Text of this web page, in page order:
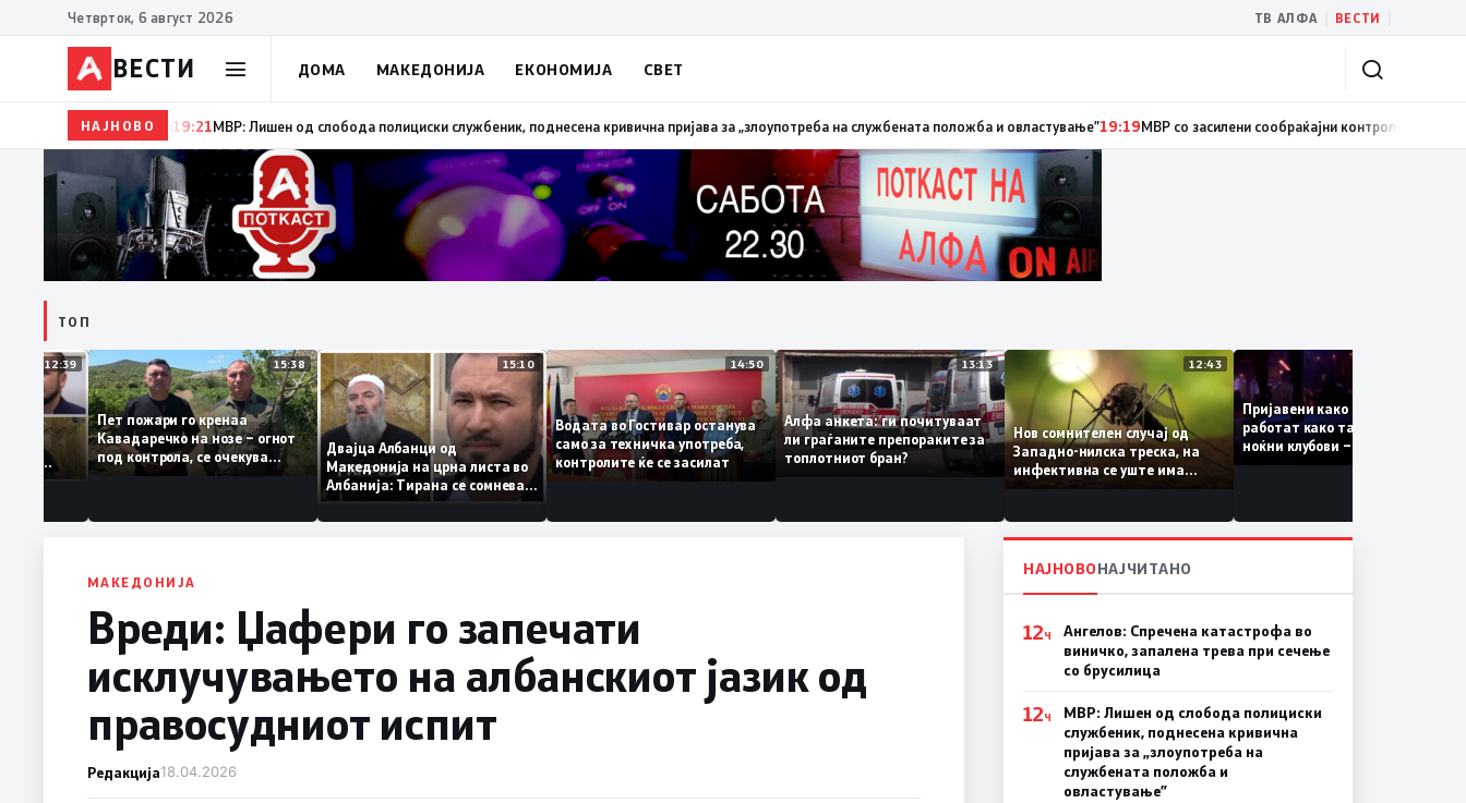
Четврток, 6 август 2026 ТВ АЛФА ВЕСТИ
ВЕСТИ ДОМА МАКЕДОНИЈА ЕКОНОМИЈА СВЕТ
НАЈНОВО19:22Ангелов: Спречена катастрофа во виничко, запалена трева при сечење со брусилица19:21МВР: Лишен од слобода полициски службеник, поднесена кривична пријава за „злоупотреба на
ТОП
12:39
За
му
од
кога му гори
15:38
Пет пожари го кренаа
Кавадаречко на нозе – огнот
под контрола, се очекува
целосно гаснење
15:10
Двајца Албанци од
Македонија на црна листа во
Албанија: Тирана се сомнева
дека работеле за
терористички организации
14:50
Водата во Гостивар останува
само за техничка употреба,
контролите ќе се засилат
13:13
Алфа анкета: ги почитуваат
ли граѓаните препораките за
топлотниот бран?
12:43
Нов сомнителен случај од
Западно-нилска треска, на
инфективна се уште има
пациенти во критична
Пријавени како туристки, а
работат како танчерки во
ноќни клубови – полицијата
откри сомнителна шема за
МАКЕДОНИЈА
Вреди: Џафери го запечати
исклучувањето на албанскиот јазик од
правосудниот испит
Редакција18.04.2026
НАЈНОВОНАЈЧИТАНО
12Ч
Ангелов: Спречена катастрофа во
виничко, запалена трева при сечење
со брусилица
12Ч
МВР: Лишен од слобода полициски
службеник, поднесена кривична
пријава за „злоупотреба на
службената положба и
овластување”